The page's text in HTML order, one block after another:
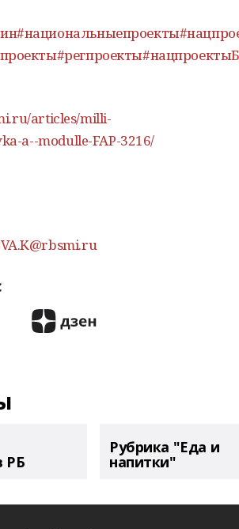
#национальныепроекты
#регпроекты
articles/milli-
a--modulle-FAP-3216/
РБ
Рубрика "Еда и
напитки"